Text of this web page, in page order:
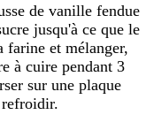
de vanille fendue
jusqu'à ce que le
farine et mélanger,
à cuire pendant 3
sur une plaque